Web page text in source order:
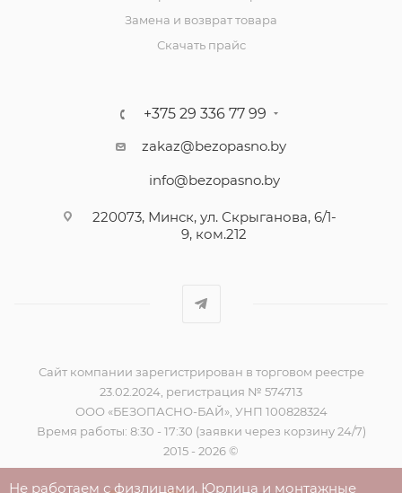
Замена и возврат товара
Скачать прайс
+375 29 336 77 99
zakaz@bezopasno.by
info@bezopasno.by
220073, Минск, ул. Скрыганова, 6/1-
9, ком.212
Сайт компании зарегистрирован в торговом реестре
23.02.2024, регистрация № 574713
ООО «БЕЗОПАСНО-БАЙ», УНП 100828324
Время работы: 8:30 - 17:30 (заявки через корзину 24/7)
2015 - 2026 ©
Не работаем с физлицами. Юрлица и монтажные